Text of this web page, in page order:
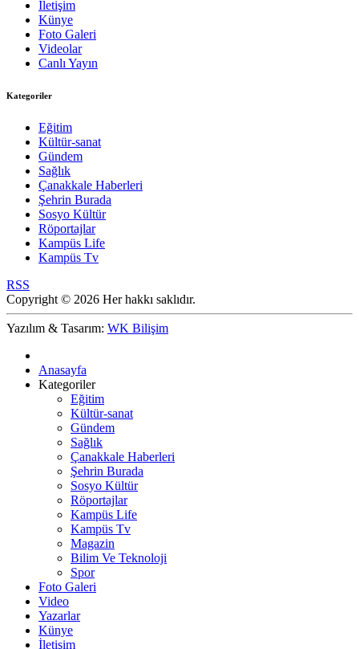
İletişim
Künye
Foto Galeri
Videolar
Canlı Yayın
Kategoriler
Eğitim
Kültür-sanat
Gündem
Sağlık
Çanakkale Haberleri
Şehrin Burada
Sosyo Kültür
Röportajlar
Kampüs Life
Kampüs Tv
RSS
Copyright © 2026 Her hakkı saklıdır.
Yazılım & Tasarım: WK Bilişim
Anasayfa
Kategoriler
Eğitim
Kültür-sanat
Gündem
Sağlık
Çanakkale Haberleri
Şehrin Burada
Sosyo Kültür
Röportajlar
Kampüs Life
Kampüs Tv
Magazin
Bilim Ve Teknoloji
Spor
Foto Galeri
Video
Yazarlar
Künye
İletişim